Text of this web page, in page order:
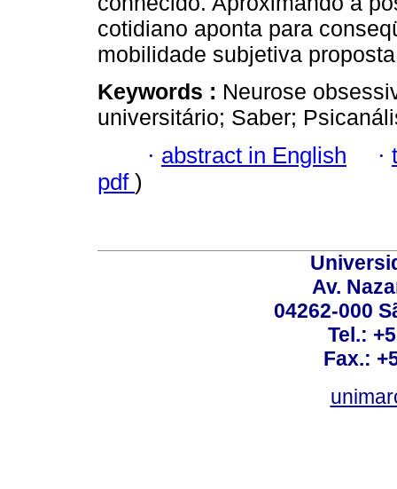
cotidiano aponta para
mobilidade subjetiva
Keywords : Neurose
universitário; Saber;
· abstract in English ·
pdf )
Av.
04262-000
Tel.:
Fax.: